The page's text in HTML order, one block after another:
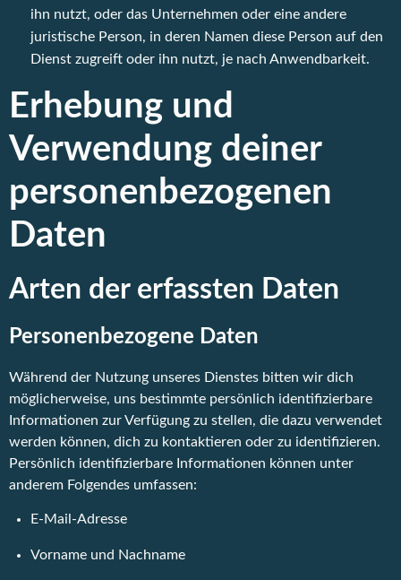
ihn nutzt, oder das Unternehmen oder eine andere
juristische Person, in deren Namen diese Person auf den
Dienst zugreift oder ihn nutzt, je nach Anwendbarkeit.
Erhebung und
Verwendung deiner
personenbezogenen
Daten
Arten der erfassten Daten
Personenbezogene Daten
Während der Nutzung unseres Dienstes bitten wir dich
möglicherweise, uns bestimmte persönlich identifizierbare
Informationen zur Verfügung zu stellen, die dazu verwendet
werden können, dich zu kontaktieren oder zu identifizieren.
Persönlich identifizierbare Informationen können unter
anderem Folgendes umfassen:
E-Mail-Adresse
Vorname und Nachname